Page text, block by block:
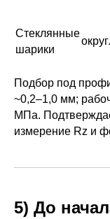
Стеклянные
шарики
Подбор под
~0,2–1,0 мм;
МПа.
измерение Rz и
5) До